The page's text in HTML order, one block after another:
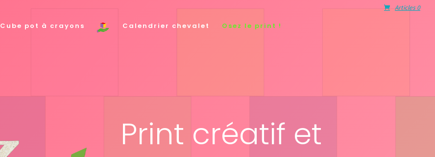
Articles 0
Cube pot à crayons Calendrier chevalet Osez le print !
Print créatif et